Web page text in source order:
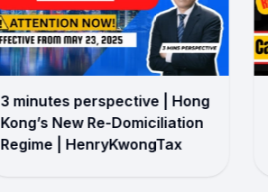
3 minutes perspective | Hong
Kong’s New Re-Domiciliation
Regime | HenryKwongTax